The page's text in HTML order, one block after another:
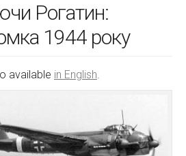
Рогатин:
1944 року
available in English.